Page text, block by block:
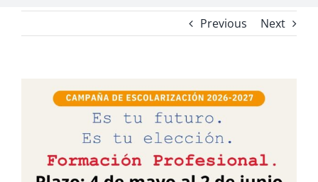
Previous Next
Larger